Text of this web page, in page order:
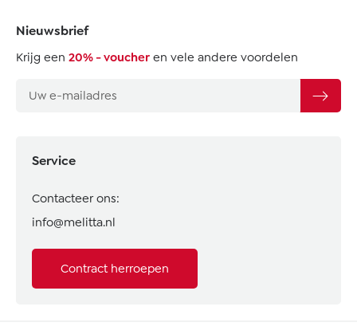
Service
Contacteer ons:
info@melitta.nl
Contract herroepen
Nieuwsbrief
Krijg een 20% - voucher en vele andere voordelen